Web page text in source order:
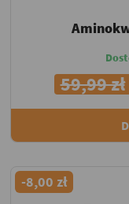
59,99 zł
-8,00 zł